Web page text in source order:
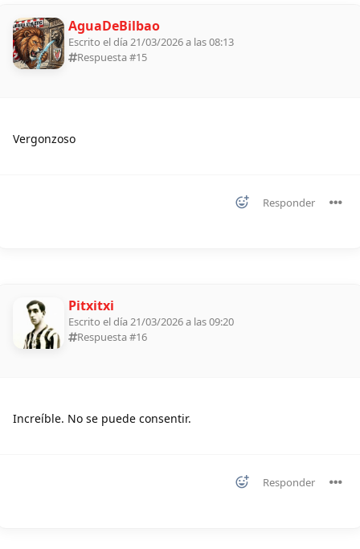
AguaDeBilbao
Escrito el día 21/03/2026 a las 08:13
Respuesta #15
Vergonzoso
Responder
Pitxitxi
Escrito el día 21/03/2026 a las 09:20
Respuesta #16
Increíble. No se puede consentir.
Responder